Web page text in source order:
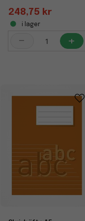
248,75 kr
i lager
- +